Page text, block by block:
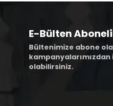
E-Bülten
Bültenimize abone
olabilirsiniz.